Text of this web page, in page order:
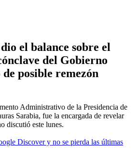
el balance sobre el
del Gobierno
posible remezón
Administrativo de la Presidencia de
Sarabia, fue la encargada de revelar
discutió este lunes.
Discover y no se pierda las últimas